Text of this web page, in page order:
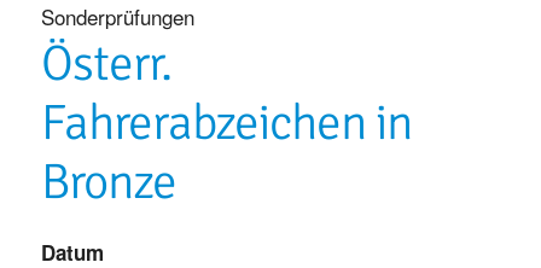
Sonderprüfungen
Österr.
Fahrerabzeichen in
Bronze
Datum